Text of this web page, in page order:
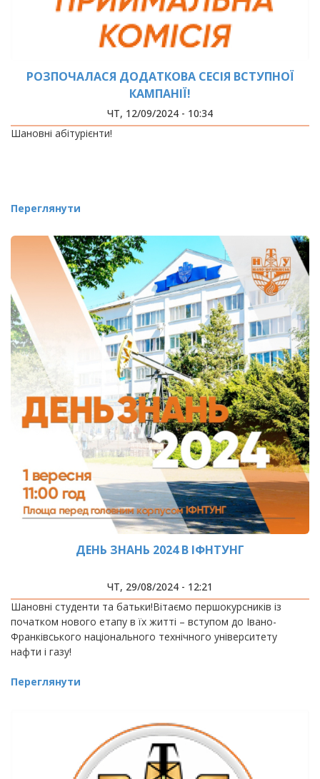
РОЗПОЧАЛАСЯ ДОДАТКОВА СЕСІЯ ВСТУПНОЇ
КАМПАНІЇ!
ЧТ, 12/09/2024 - 10:34
Шановні абітурієнти!
Переглянути
ДЕНЬ ЗНАНЬ 2024 В ІФНТУНГ
ЧТ, 29/08/2024 - 12:21
Шановні студенти та батьки!Вітаємо першокурсників із
початком нового етапу в їх житті – вступом до Івано-
Франківського національного технічного університету
нафти і газу!
Переглянути